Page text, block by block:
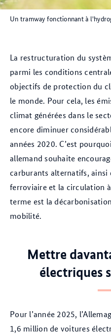
Un tramway fonctionnant à
La restructuration du
parmi les conditions
objectifs de protection du
le monde. Pour cela, les
climat générées dans le
encore diminuer
années 2020. C’est
allemand souhaite
carburants alternatifs,
ferroviaire et la circulation
terme est la
mobilité.
Mettre
électriques
Pour l’année 2025,
1,6 million de voitures